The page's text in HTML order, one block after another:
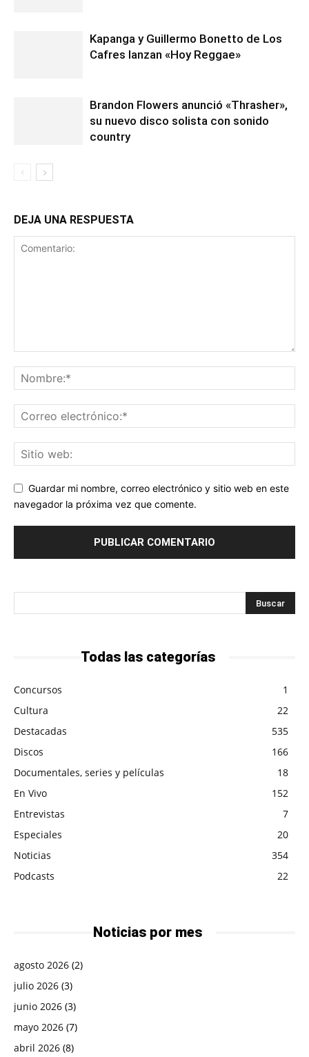
Kapanga y Guillermo Bonetto de Los
Cafres lanzan «Hoy Reggae»
Brandon Flowers anunció «Thrasher»,
su nuevo disco solista con sonido
country
DEJA UNA RESPUESTA
Guardar mi nombre, correo electrónico y sitio web en este
navegador la próxima vez que comente.
Todas las categorías
Concursos
1
Cultura
22
Destacadas
535
Discos
166
Documentales, series y películas
18
En Vivo
152
Entrevistas
7
Especiales
20
Noticias
354
Podcasts
22
Noticias por mes
agosto 2026 (2)
julio 2026 (3)
junio 2026 (3)
mayo 2026 (7)
abril 2026 (8)